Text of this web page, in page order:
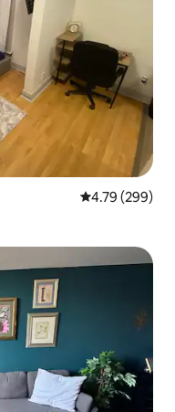
Calificación
4.79 (299)